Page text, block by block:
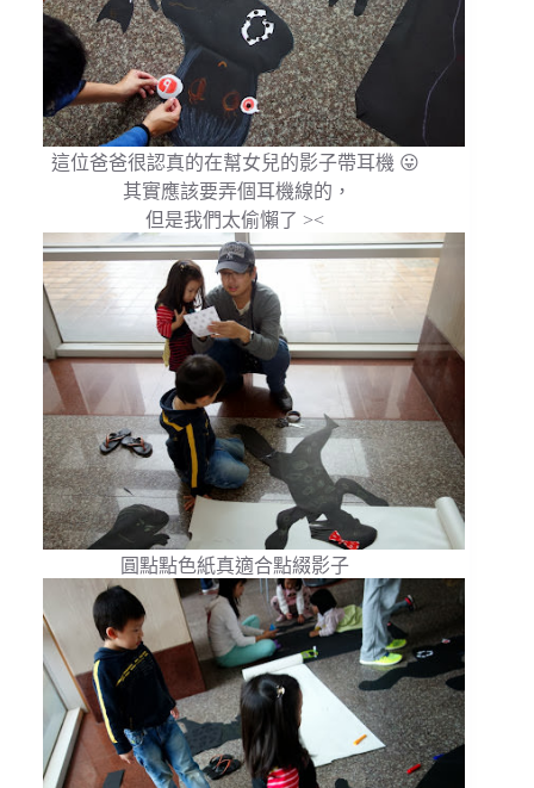
這位爸爸很認真的在幫女兒的影子帶耳機 😛
其實應該要弄個耳機線的，
但是我們太偷懶了 ><
圓點點色紙真適合點綴影子